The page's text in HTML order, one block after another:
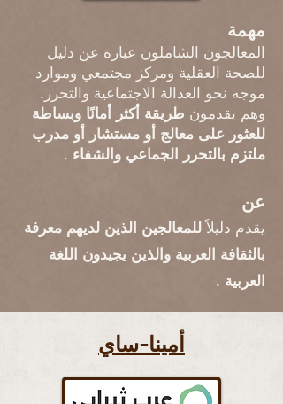
مهمة
المعالجون الشاملون عبارة عن دليل
للصحة العقلية ومركز مجتمعي وموارد
موجه نحو العدالة الاجتماعية والتحرر.
وهم يقدمون طريقة أكثر أمانًا وبساطة
للعثور على معالج أو مستشار أو مدرب
ملتزم بالتحرر الجماعي والشفاء .
عن
يقدم دليلاًللمعالجين الذين لديهم معرفة
بالثقافة العربية والذين يجيدون اللغة
العربية .
أمينا-ساي